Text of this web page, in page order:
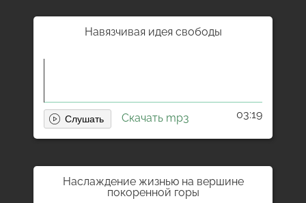
Навязчивая идея свободы
Скачать mp3 03:19
Наслаждение жизнью на вершине
покоренной горы